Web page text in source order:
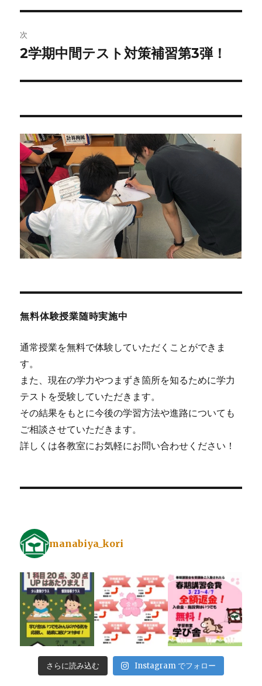
ビ
ゲ
ー
ン
投
稿:
次
次
投
2学期中間テスト対策補習第3弾！
無料体験授業随時実施中
通常授業を無料で体験していただくことができま
す。
また、現在の学力やつまずき箇所を知るために学力
テストを受験していただきます。
その結果をもとに今後の学習方法や進路についても
ご相談させていただきます。
詳しくは各教室にお気軽にお問い合わせください！
manabiya_kori
さらに読み込む Instagram でフォロー